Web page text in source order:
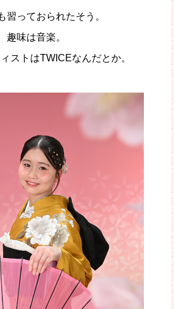
習っておられたそう。
趣味は音楽。
ストはTWICEなんだとか。